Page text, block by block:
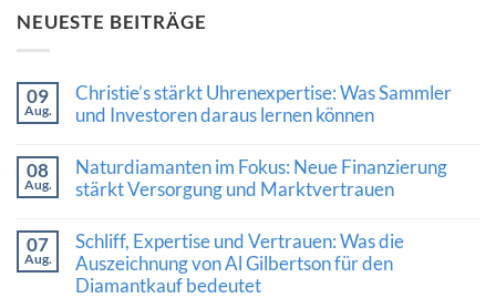
NEUESTE BEITRÄGE
09
Aug.
Christie’s stärkt Uhrenexpertise: Was Sammler
und Investoren daraus lernen können
zu
Christie’s
stärkt
Was
Sammler
und
Investoren
daraus
08
Aug.
Naturdiamanten im Fokus: Neue Finanzierung
stärkt Versorgung und Marktvertrauen
zu
Naturdiamanten
im
Fokus:
07
Aug.
Schliff, Expertise und Vertrauen: Was die
Auszeichnung von Al Gilbertson für den
Diamantkauf bedeutet